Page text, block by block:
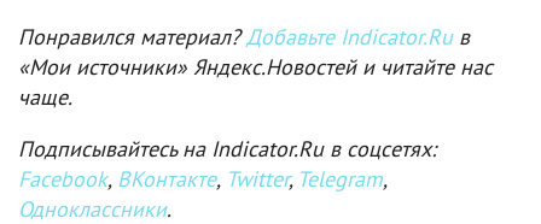
Понравился материал?Добавьте Indicator.Ruв
«Мои источники» Яндекс.Новостей и читайте нас
чаще.
Подписывайтесь на Indicator.Ru в соцсетях:
Facebook, ВКонтакте, Twitter, Telegram,
Одноклассники.